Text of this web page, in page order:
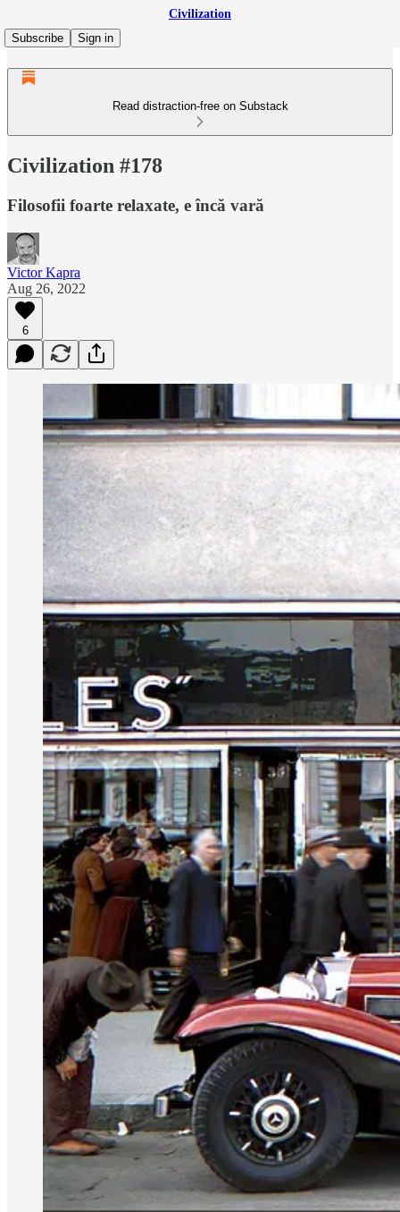
Civilization
Subscribe
Sign in
Read distraction-free on Substack
Civilization #178
Filosofii foarte relaxate, e încă vară
Victor Kapra
Aug 26, 2022
6